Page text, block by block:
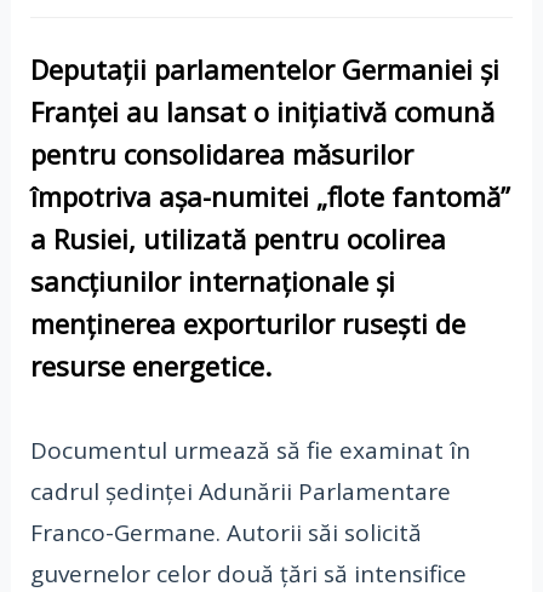
Deputații parlamentelor Germaniei și
Franței au lansat o inițiativă comună
pentru consolidarea măsurilor
împotriva așa-numitei „flote fantomă”
a Rusiei, utilizată pentru ocolirea
sancțiunilor internaționale și
menținerea exporturilor rusești de
resurse energetice.
Documentul urmează să fie examinat în
cadrul ședinței Adunării Parlamentare
Franco-Germane. Autorii săi solicită
guvernelor celor două țări să intensifice